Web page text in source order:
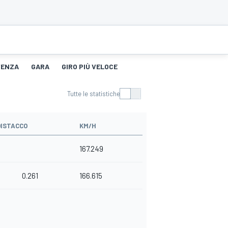
GARA GIRO PIÙ VELOCE
Tutte le statistiche
KM/H
167.249
0.261 166.615